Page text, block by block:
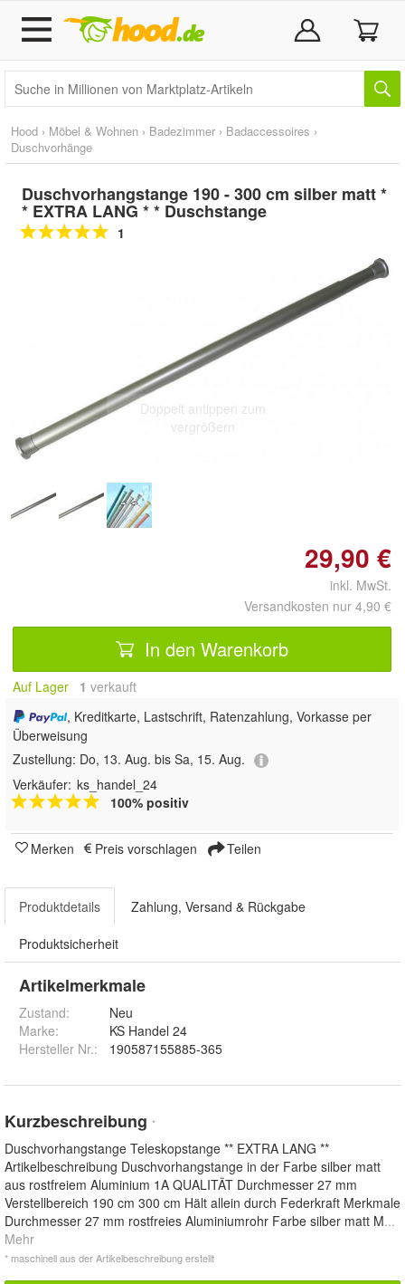
Hood › Möbel & Wohnen › Badezimmer › Badaccessoires ›
Duschvorhänge
Duschvorhangstange 190 - 300 cm silber matt *
* EXTRA LANG * * Duschstange
1
Doppelt antippen zum
vergrößern
29,90 €
inkl. MwSt.
Versandkosten nur 4,90 €
In den Warenkorb
Auf Lager 1 verkauft
, Kreditkarte, Lastschrift, Ratenzahlung, Vorkasse per
Überweisung
Zustellung: Do, 13. Aug. bis Sa, 15. Aug.
Verkäufer: ks_handel_24
100% positiv
Merken Preis vorschlagen Teilen
Produktdetails Zahlung, Versand & Rückgabe
Produktsicherheit
Artikelmerkmale
Zustand:
Neu
Marke:
KS Handel 24
Hersteller Nr.:
190587155885-365
Kurzbeschreibung *
Duschvorhangstange Teleskopstange ** EXTRA LANG **
Artikelbeschreibung Duschvorhangstange in der Farbe silber matt
aus rostfreiem Aluminium 1A QUALITÄT Durchmesser 27 mm
Verstellbereich 190 cm 300 cm Hält allein durch Federkraft Merkmale
Durchmesser 27 mm rostfreies Aluminiumrohr Farbe silber matt M...
Mehr
* maschinell aus der Artikelbeschreibung erstellt